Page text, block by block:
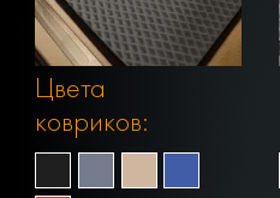
Цвета
ковриков: